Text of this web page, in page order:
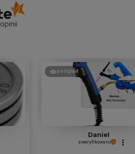
opinii
podgląd
Daniel
zweryfikowano